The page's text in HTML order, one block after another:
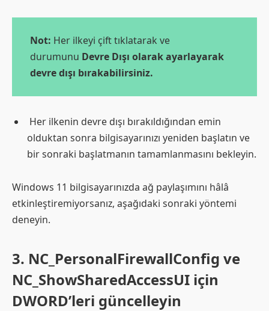
Not: Her ilkeyi çift tıklatarak ve
durumunu Devre Dışı olarak ayarlayarak
devre dışı bırakabilirsiniz.
Her ilkenin devre dışı bırakıldığından emin
olduktan sonra bilgisayarınızı yeniden başlatın ve
bir sonraki başlatmanın tamamlanmasını bekleyin.
Windows 11 bilgisayarınızda ağ paylaşımını hâlâ
etkinleştiremiyorsanız, aşağıdaki sonraki yöntemi
deneyin.
3. NC_PersonalFirewallConfig ve
NC_ShowSharedAccessUI için
DWORD’leri güncelleyin